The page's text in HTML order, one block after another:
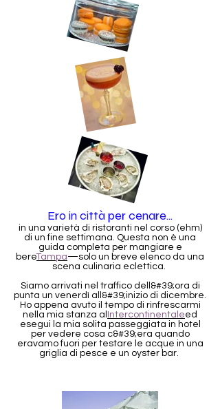
Ero in città per cenare...
in una varietà di ristoranti nel corso (ehm)
di un fine settimana. Questa non è una
guida completa per mangiare e
bereTampa—solo un breve elenco da una
scena culinaria eclettica.
Siamo arrivati nel traffico dell&#39;ora di
punta un venerdì all&#39;inizio di dicembre.
Ho appena avuto il tempo di rinfrescarmi
nella mia stanza al Intercontinentaleed
esegui la mia solita passeggiata in hotel
per vedere cosa c&#39;era quando
eravamo fuori per testare le acque in una
griglia di pesce e un oyster bar.